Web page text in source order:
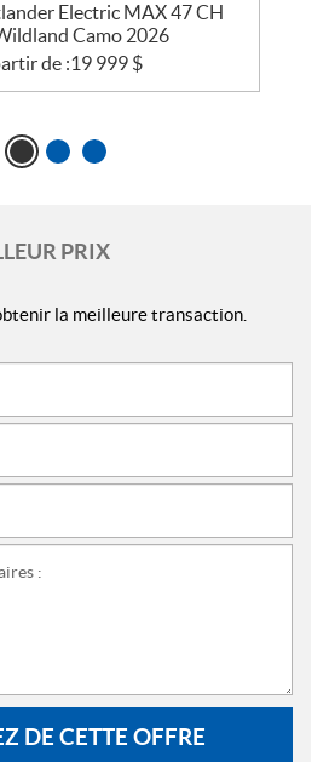
Electric MAX 47 CH
Camo 2026
de :19 999 $
PRIX
la meilleure transaction.
:
DE CETTE OFFRE